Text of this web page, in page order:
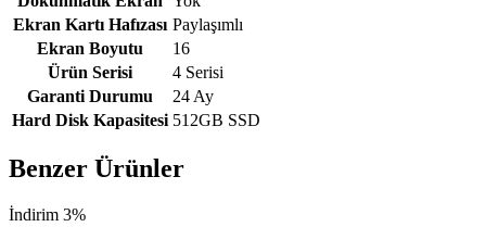
Ekran Kartı Hafızası Paylaşımlı
Ekran Boyutu
16
Ürün Serisi
4 Serisi
Garanti Durumu
24 Ay
Hard Disk Kapasitesi 512GB SSD
Benzer Ürünler
İndirim 3%